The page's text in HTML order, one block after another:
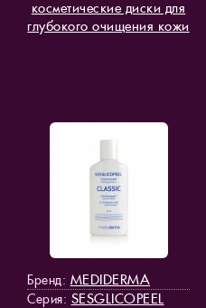
косметические диски для
глубокого очищения кожи
Бренд: MEDIDERMA
Серия: SESGLICOPEEL